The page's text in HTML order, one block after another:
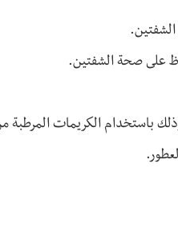
على صحة الشفتين.
باستخدام الكريمات